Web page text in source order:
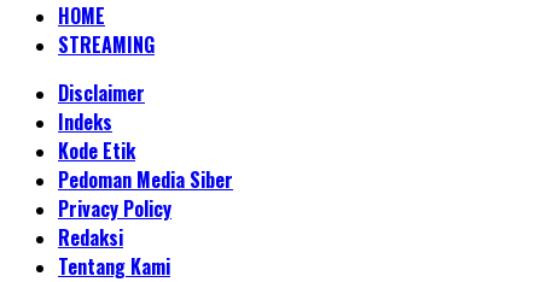
HOME
STREAMING
Disclaimer
Indeks
Kode Etik
Pedoman Media Siber
Privacy Policy
Redaksi
Tentang Kami